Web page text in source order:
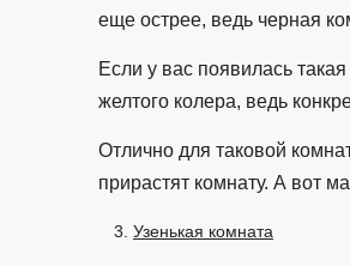
еще острее, ведь черная
Если у вас появилась
желтого колера, ведь
Отлично для таковой
прирастят комнату. А вот
Узенькая комната